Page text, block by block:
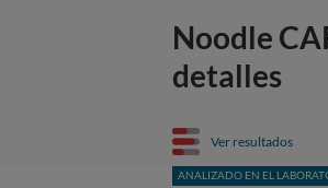
Noodle
detalles
Ver resultados
ANALIZADO EN EL